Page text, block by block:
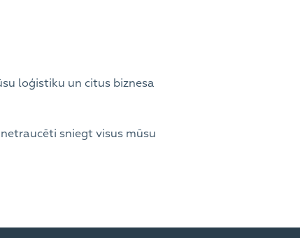
loģistiku un citus biznesa
sniegt visus mūsu